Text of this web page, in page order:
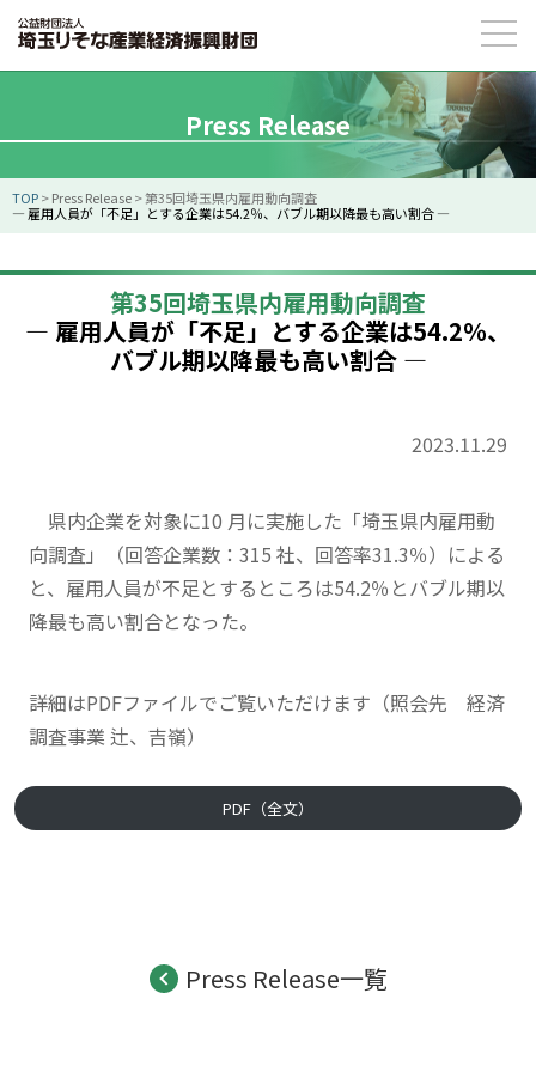
Press Release
TOP>Press Release>第35回埼玉県内雇用動向調査
― 雇用人員が「不足」とする企業は54.2％、バブル期以降最も高い割合 ―
第35回埼玉県内雇用動向調査
― 雇用人員が「不足」とする企業は54.2％、
バブル期以降最も高い割合 ―
2023.11.29
県内企業を対象に10 月に実施した「埼玉県内雇用動
向調査」（回答企業数：315 社、回答率31.3％）による
と、雇用人員が不足とするところは54.2％とバブル期以
降最も高い割合となった。
詳細はPDFファイルでご覧いただけます（照会先 経済
調査事業 辻、吉嶺）
PDF（全文）
Press Release一覧